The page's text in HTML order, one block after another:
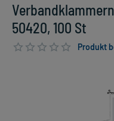
50420, 100 St
Produkt